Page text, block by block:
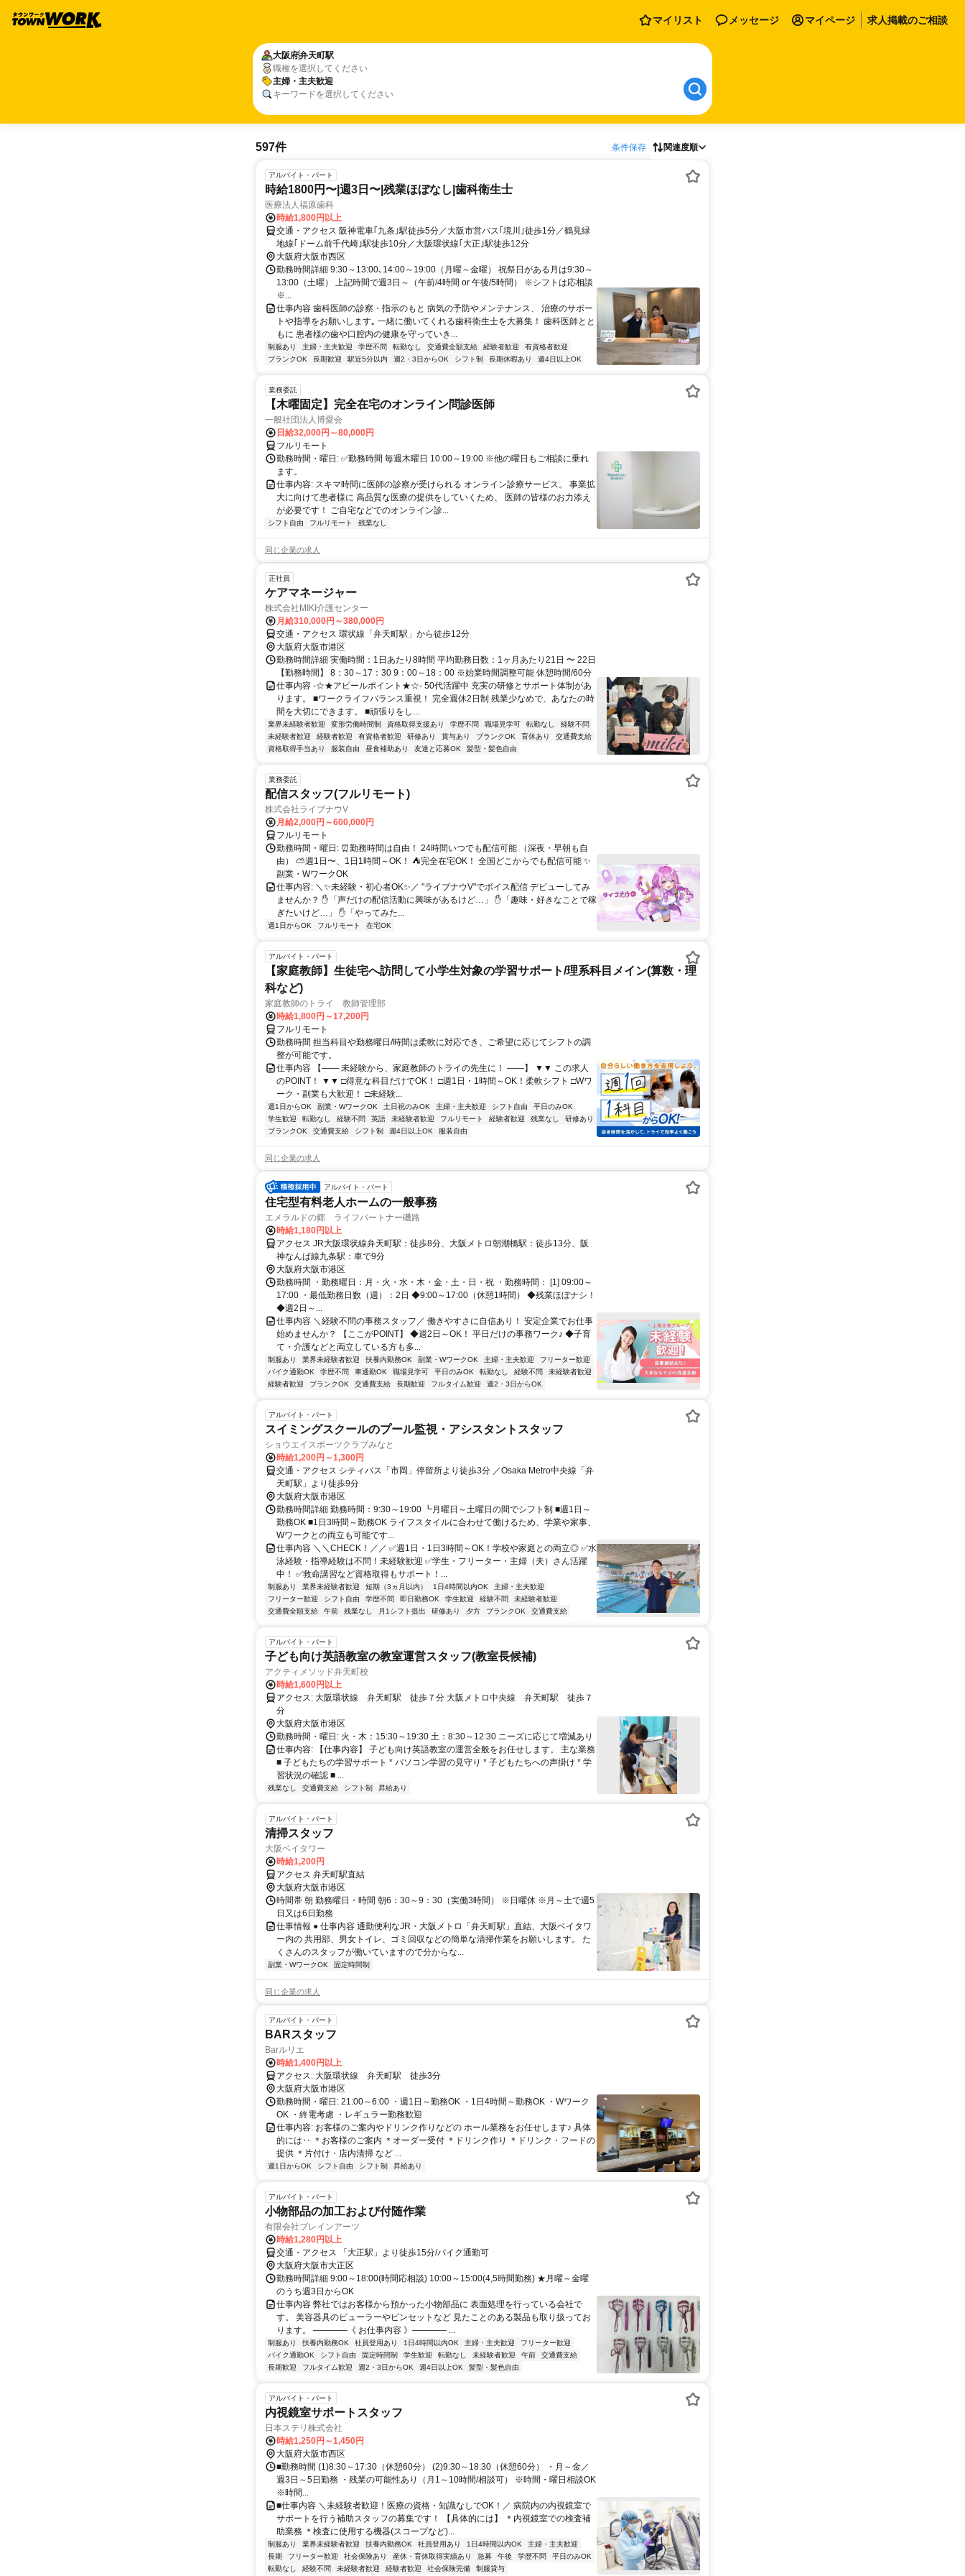
マイリスト メッセージ マイページ 求人掲載のご相談
大阪府弁天町駅
職種を選択してください
主婦・主夫歓迎
キーワードを選択してください
597件 条件保存 関連度順
アルバイト・パート
時給1800円〜|週3日〜|残業ほぼなし|歯科衛生士
医療法人福原歯科
時給1,800円以上
交通・アクセス 阪神電車｢九条｣駅徒歩5分／大阪市営バス｢境川｣徒歩1分／鶴見緑
地線｢ドーム前千代崎｣駅徒歩10分／大阪環状線｢大正｣駅徒歩12分
大阪府大阪市西区
勤務時間詳細 9:30～13:00､14:00～19:00（月曜～金曜） 祝祭日がある月は9:30～
13:00（土曜） 上記時間で週3日～（午前/4時間 or 午後/5時間） ※シフトは応相談
※...
仕事内容 歯科医師の診察・指示のもと 病気の予防やメンテナンス、 治療のサポー
トや指導をお願いします｡ 一緒に働いてくれる歯科衛生士を大募集！ 歯科医師とと
もに 患者様の歯や口腔内の健康を守っていき...
制服あり 主婦・主夫歓迎 学歴不問 転勤なし 交通費全額支給 経験者歓迎
有資格者歓迎
ブランクOK
長期歓迎 駅近5分以内 週2・3日からOK シフト制 長期休暇あり 週4日以上OK
業務委託
【木曜固定】完全在宅のオンライン問診医師
一般社団法人博愛会
日給32,000円～80,000円
フルリモート
勤務時間・曜日: ✅勤務時間 毎週木曜日 10:00～19:00 ※他の曜日もご相談に乗れ
ます。
仕事内容: スキマ時間に医師の診察が受けられる オンライン診療サービス。 事業拡
大に向けて患者様に 高品質な医療の提供をしていくため、 医師の皆様のお力添え
が必要です！ ご自宅などでのオンライン診...
シフト自由 フルリモート 残業なし
同じ企業の求人
正社員
ケアマネージャー
株式会社MIKI介護センター
月給310,000円～380,000円
交通・アクセス 環状線「弁天町駅」から徒歩12分
大阪府大阪市港区
勤務時間詳細 実働時間：1日あたり8時間 平均勤務日数：1ヶ月あたり21日 〜 22日
【勤務時間】 8：30～17：30 9：00～18：00 ※始業時間調整可能 休憩時間/60分
仕事内容 -☆★アピールポイント★☆- 50代活躍中 充実の研修とサポート体制があ
ります。 ■ワークライフバランス重視！ 完全週休2日制 残業少なめで、あなたの時
間を大切にできます。 ■頑張りをし...
業界未経験者歓迎 変形労働時間制 資格取得支援あり 学歴不問 職場見学可 転勤なし
経験不問
未経験者歓迎
経験者歓迎 有資格者歓迎 研修あり 賞与あり ブランクOK 育休あり
交通費支給
資格取得手当あり
服装自由 昼食補助あり 友達と応募OK 髪型・髪色自由
業務委託
配信スタッフ(フルリモート)
株式会社ライブナウV
月給2,000円～600,000円
フルリモート
勤務時間・曜日: ⏰勤務時間は自由！ 24時間いつでも配信可能 （深夜・早朝も自
由） ⛅週1日〜、1日1時間～OK！ ⛺完全在宅OK！ 全国どこからでも配信可能 ✨
副業・WワークOK
仕事内容: ＼✨未経験・初心者OK✨／ "ライブナウV"でボイス配信 デビューしてみ
ませんか？ ✋「声だけの配信活動に興味があるけど…」 ✋「趣味・好きなことで稼
ぎたいけど…」 ✋「やってみた...
週1日からOK フルリモート 在宅OK
アルバイト・パート
【家庭教師】生徒宅へ訪問して小学生対象の学習サポート/理系科目メイン(算数・理
科など)
家庭教師のトライ 教師管理部
時給1,800円～17,200円
フルリモート
勤務時間 担当科目や勤務曜日/時間は柔軟に対応でき、ご希望に応じてシフトの調
整が可能です。
仕事内容 【―― 未経験から、家庭教師のトライの先生に！ ――】 ▼▼ この求人
のPOINT！ ▼▼ □得意な科目だけでOK！ □週1日・1時間～OK！柔軟シフト □Wワ
ーク・副業も大歓迎！ □未経験...
週1日からOK 副業・WワークOK 土日祝のみOK 主婦・主夫歓迎 シフト自由
平日のみOK
学生歓迎
転勤なし 経験不問 英語 未経験者歓迎 フルリモート 経験者歓迎 残業なし
研修あり
ブランクOK
交通費支給 シフト制 週4日以上OK 服装自由
同じ企業の求人
アルバイト・パート
住宅型有料老人ホームの一般事務
エメラルドの郷 ライフパートナー磯路
時給1,180円以上
アクセス JR大阪環状線弁天町駅：徒歩8分、大阪メトロ朝潮橋駅：徒歩13分、阪
神なんば線九条駅：車で9分
大阪府大阪市港区
勤務時間 ・勤務曜日：月・火・水・木・金・土・日・祝 ・勤務時間： [1] 09:00～
17:00 ・最低勤務日数（週）：2日 ◆9:00～17:00（休憩1時間） ◆残業ほぼナシ！
◆週2日～...
仕事内容 ＼経験不問の事務スタッフ／ 働きやすさに自信あり！ 安定企業でお仕事
始めませんか？ 【ここがPOINT】 ◆週2日～OK！ 平日だけの事務ワーク♪ ◆子育
て・介護などと両立している方も多...
制服あり 業界未経験者歓迎 扶養内勤務OK 副業・WワークOK 主婦・主夫歓迎
フリーター歓迎
バイク通勤OK
学歴不問 車通勤OK 職場見学可 平日のみOK 転勤なし 経験不問
未経験者歓迎
経験者歓迎
ブランクOK 交通費支給 長期歓迎 フルタイム歓迎 週2・3日からOK
アルバイト・パート
スイミングスクールのプール監視・アシスタントスタッフ
ショウエイスポーツクラブみなと
時給1,200円～1,300円
交通・アクセス シティバス「市岡」停留所より徒歩3分 ／Osaka Metro中央線「弁
天町駅」より徒歩9分
大阪府大阪市港区
勤務時間詳細 勤務時間：9:30～19:00 ┗月曜日～土曜日の間でシフト制 ■週1日～
勤務OK ■1日3時間～勤務OK ライフスタイルに合わせて働けるため、学業や家事、
Wワークとの両立も可能です...
仕事内容 ＼＼CHECK！／／ ✅週1日・1日3時間～OK！学校や家庭との両立◎ ✅水
泳経験・指導経験は不問！未経験歓迎 ✅学生・フリーター・主婦（夫）さん活躍
中！ ✅救命講習など資格取得もサポート！...
制服あり 業界未経験者歓迎 短期（3ヵ月以内） 1日4時間以内OK
主婦・主夫歓迎
フリーター歓迎
シフト自由 学歴不問 即日勤務OK 学生歓迎 経験不問
未経験者歓迎
交通費全額支給
午前 残業なし 月1シフト提出 研修あり 夕方 ブランクOK 交通費支給
アルバイト・パート
子ども向け英語教室の教室運営スタッフ(教室長候補)
アクティメソッド弁天町校
時給1,600円以上
アクセス: 大阪環状線 弁天町駅 徒歩７分 大阪メトロ中央線 弁天町駅 徒歩７
分
大阪府大阪市港区
勤務時間・曜日: 火・木：15:30～19:30 土：8:30～12:30 ニーズに応じて増減あり
仕事内容: 【仕事内容】 子ども向け英語教室の運営全般をお任せします。 主な業務
■ 子どもたちの学習サポート * パソコン学習の見守り * 子どもたちへの声掛け * 学
習状況の確認 ■ ...
残業なし 交通費支給 シフト制 昇給あり
アルバイト・パート
清掃スタッフ
大阪ベイタワー
時給1,200円
アクセス 弁天町駅直結
大阪府大阪市港区
時間帯 朝 勤務曜日・時間 朝6：30～9：30（実働3時間） ※日曜休 ※月～土で週5
日又は6日勤務
仕事情報 ● 仕事内容 通勤便利なJR・大阪メトロ「弁天町駅」直結、大阪ベイタワ
ー内の 共用部、男女トイレ、ゴミ回収などの簡単な清掃作業をお願いします。 た
くさんのスタッフが働いていますので分からな...
副業・WワークOK 固定時間制
同じ企業の求人
アルバイト・パート
BARスタッフ
Barルリエ
時給1,400円以上
アクセス: 大阪環状線 弁天町駅 徒歩3分
大阪府大阪市港区
勤務時間・曜日: 21:00～6:00 ・週1日～勤務OK ・1日4時間～勤務OK ・Wワーク
OK ・終電考慮 ・レギュラー勤務歓迎
仕事内容: お客様のご案内やドリンク作りなどの ホール業務をお任せします♪ 具体
的には‥ ＊お客様のご案内 ＊オーダー受付 ＊ドリンク作り ＊ドリンク・フードの
提供 ＊片付け・店内清掃 など ...
週1日からOK シフト自由 シフト制 昇給あり
アルバイト・パート
小物部品の加工および付随作業
有限会社ブレインアーツ
時給1,280円以上
交通・アクセス 「大正駅」より徒歩15分/バイク通勤可
大阪府大阪市大正区
勤務時間詳細 9:00～18:00(時間応相談) 10:00～15:00(4,5時間勤務) ★月曜～金曜
のうち週3日からOK
仕事内容 弊社ではお客様から預かった小物部品に 表面処理を行っている会社で
す。 美容器具のビューラーやピンセットなど 見たことのある製品も取り扱ってお
ります。 ――――《 お仕事内容 》―――― ...
制服あり 扶養内勤務OK 社員登用あり 1日4時間以内OK 主婦・主夫歓迎
フリーター歓迎
バイク通勤OK
シフト自由 固定時間制 学生歓迎 転勤なし 未経験者歓迎 午前
交通費支給
長期歓迎
フルタイム歓迎 週2・3日からOK 週4日以上OK 髪型・髪色自由
アルバイト・パート
内視鏡室サポートスタッフ
日本ステリ株式会社
時給1,250円～1,450円
大阪府大阪市西区
■勤務時間 (1)8:30～17:30（休憩60分） (2)9:30～18:30（休憩60分） ・月～金／
週3日～5日勤務 ・残業の可能性あり（月1～10時間/相談可） ※時間・曜日相談OK
※時間...
■仕事内容 ＼未経験者歓迎！医療の資格・知識なしでOK！／ 病院内の内視鏡室で
サポートを行う補助スタッフの募集です！ 【具体的には】 ＊内視鏡室での検査補
助業務 ＊検査に使用する機器(スコープなど)...
制服あり 業界未経験者歓迎 扶養内勤務OK 社員登用あり 1日4時間以内OK
主婦・主夫歓迎
長期
フリーター歓迎 社会保険あり 産休・育休取得実績あり 急募 午後 学歴不問
平日のみOK
転勤なし
経験不問 未経験者歓迎 経験者歓迎 社会保険完備 制服貸与